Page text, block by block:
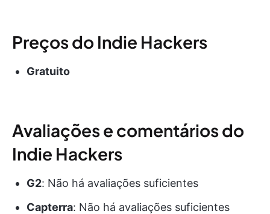
Preços do Indie Hackers
Gratuito
Avaliações e comentários do
Indie Hackers
G2: Não há avaliações suficientes
Capterra: Não há avaliações suficientes